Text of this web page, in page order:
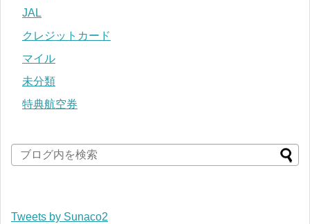
JAL
クレジットカード
マイル
未分類
特典航空券
Tweets by Sunaco2